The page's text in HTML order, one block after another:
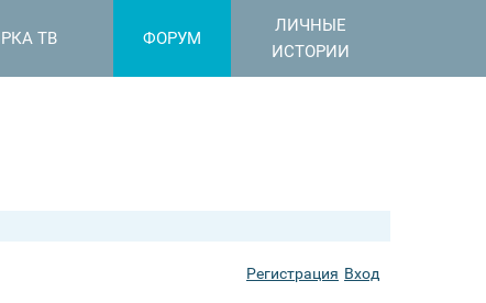
ТВ ФОРУМ
ЛИЧНЫЕ
ИСТОРИИ
Регистрация Вход